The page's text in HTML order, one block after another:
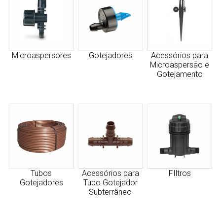
Microaspersores Gotejadores
Acessórios para
Microaspersão e
Gotejamento
Tubos
Gotejadores
Acessórios para
Tubo Gotejador
Subterrâneo
FIltros